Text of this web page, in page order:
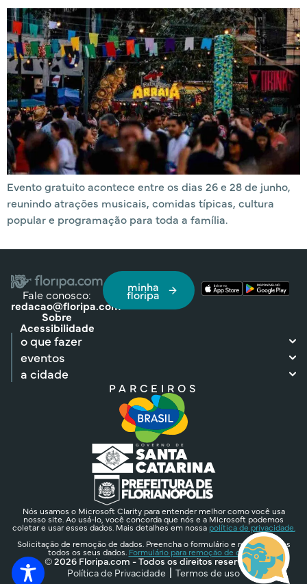
Evento gratuito acontece entre os dias 26 e 28 de junho,
reunindo atrações musicais, comidas típicas, cultura
popular e programação para toda a família.
Fale conosco:
redacao@floripa.com
Sobre
Acessibilidade
minha
floripa
o que fazer
eventos
a cidade
PARCEIROS
Nós usamos o Microsoft Clarity para entender melhor como você usa
nosso site. Ao usá-lo, você concorda que nós e a Microsoft podemos
coletar e usar esses dados. Mais detalhes em nossa política de privacidade.
Solicitação de remoção de dados. Preencha o formulário e removeremos
todos os seus dados. Formulário para remoção de dados.
© 2026 Floripa.com - Todos os direitos reservados
Política de Privacidade
Termos de uso